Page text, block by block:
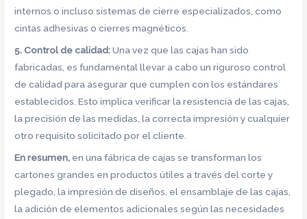
internos o incluso sistemas de cierre especializados, como
cintas adhesivas o cierres magnéticos.
5. Control de calidad:Una vez que las cajas han sido
fabricadas, es fundamental llevar a cabo un riguroso control
de calidad para asegurar que cumplen con los estándares
establecidos. Esto implica verificar la resistencia de las cajas,
la precisión de las medidas, la correcta impresión y cualquier
otro requisito solicitado por el cliente.
En resumen, en una fábrica de cajas se transforman los
cartones grandes en productos útiles a través del corte y
plegado, la impresión de diseños, el ensamblaje de las cajas,
la adición de elementos adicionales según las necesidades